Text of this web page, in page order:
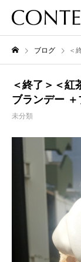
ブログ ＜終
＜終了＞＜紅
ブランデー
未分類